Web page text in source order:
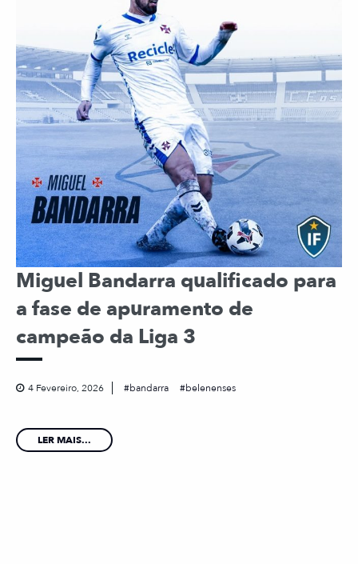
Miguel Bandarra qualificado para
a fase de apuramento de
campeão da Liga 3
4 Fevereiro, 2026 bandarra belenenses
LER MAIS...